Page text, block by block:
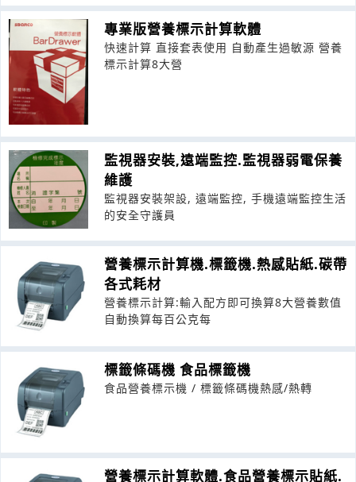
專業版營養標示計算軟體
快速計算 直接套表使用 自動產生過敏源 營養
標示計算8大營
監視器安裝,遠端監控.監視器弱電保養
維護
監視器安裝架設, 遠端監控, 手機遠端監控生活
的安全守護員
營養標示計算機.標籤機.熱感貼紙.碳帶
各式耗材
營養標示計算:輸入配方即可換算8大營養數值
自動換算每百公克每
標籤條碼機 食品標籤機
食品營養標示機 / 標籤條碼機熱感/熱轉
營養標示計算軟體.食品營養標示貼紙.